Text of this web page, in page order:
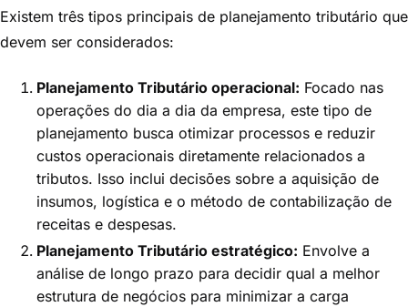
Existem três tipos principais de planejamento tributário que
devem ser considerados:
Planejamento Tributário operacional: Focado nas
operações do dia a dia da empresa, este tipo de
planejamento busca otimizar processos e reduzir
custos operacionais diretamente relacionados a
tributos. Isso inclui decisões sobre a aquisição de
insumos, logística e o método de contabilização de
receitas e despesas.
Planejamento Tributário estratégico: Envolve a
análise de longo prazo para decidir qual a melhor
estrutura de negócios para minimizar a carga